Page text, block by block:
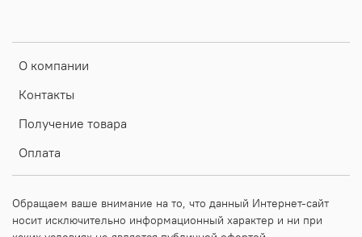
О компании
Контакты
Получение товара
Оплата
Обращаем ваше внимание на то, что данный Интернет-сайт
носит исключительно информационный характер и ни при